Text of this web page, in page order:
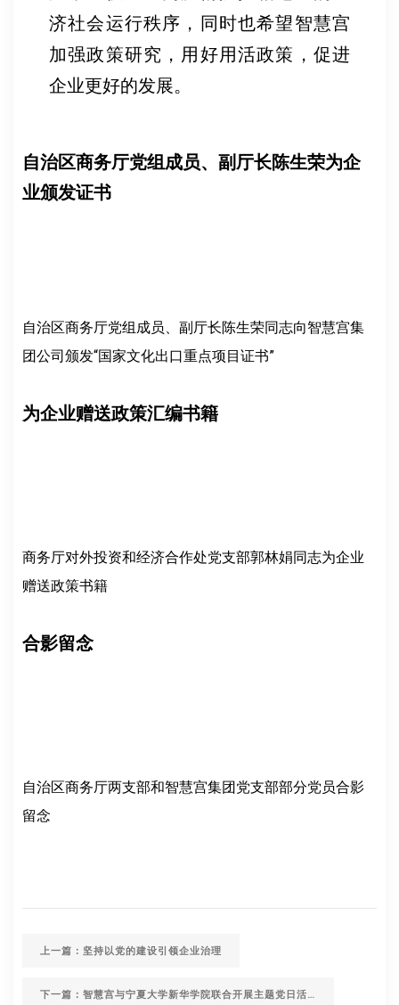
济社会运行秩序，同时也希望智慧宫
加强政策研究，用好用活政策，促进
企业更好的发展。
自治区商务厅党组成员、副厅长陈生荣为企
业颁发证书
自治区商务厅党组成员、副厅长陈生荣同志向智慧宫集
团公司颁发“国家文化出口重点项目证书”
为企业赠送政策汇编书籍
商务厅对外投资和经济合作处党支部郭林娟同志为企业
赠送政策书籍
合影留念
自治区商务厅两支部和智慧宫集团党支部部分党员合影
留念
上一篇：坚持以党的建设引领企业治理
下一篇：智慧宫与宁夏大学新华学院联合开展主题党日活动